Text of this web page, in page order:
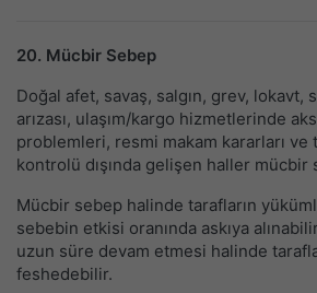
20. Mücbir Sebep
Doğal afet, savaş, salgın, grev, lokavt,
arızası, ulaşım/kargo hizmetlerinde
problemleri, resmi makam kararları ve
kontrolü dışında gelişen haller mücbir
Mücbir sebep halinde tarafların
sebebin etkisi oranında askıya
uzun süre devam etmesi halinde
feshedebilir.